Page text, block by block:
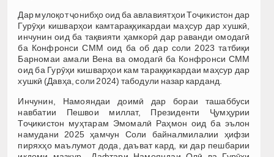
Дар мулоқот ҷонибҳо оид ба авлавиятҳои Тоҷикистон дар
Гурӯҳи кишварҳои камтараққикардаи маҳсур дар хушкӣ,
инчунин оид ба тақвияти ҳамкорӣ дар раванди омодагӣ
ба Конфронси СММ оид ба об дар соли 2023 татбиқи
Барномаи амали Вена ва омодагӣ ба Конфронси СММ
оид ба Гурӯҳи кишварҳои кам тараққикардаи маҳсур дар
хушкӣ (Давҳа, соли 2024) табодули назар карданд.
Инчунин, Намояндаи доимӣ дар бораи ташаббуси
навбатии Пешвои миллат, Президенти Ҷумҳурии
Тоҷикистон муҳтарам Эмомалӣ Раҳмон оид ба эълон
намудани 2025 ҳамчун Соли байналмилалии ҳифзи
пиряхҳо маълумот дода, даъват кард, ки дар пешбарии